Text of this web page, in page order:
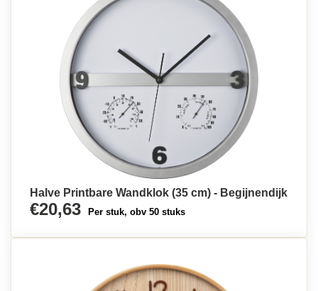
Halve Printbare Wandklok (35 cm) - Begijnendijk
€20,63 Per stuk, obv 50 stuks